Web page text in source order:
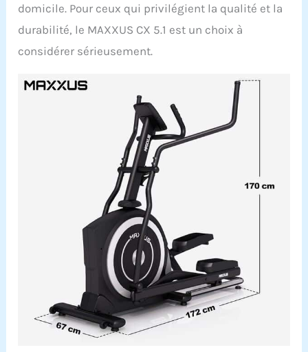
domicile. Pour ceux qui privilégient la qualité et la
durabilité, le MAXXUS CX 5.1 est un choix à
considérer sérieusement.